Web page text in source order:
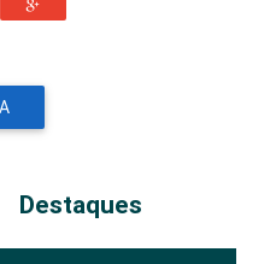
Destaques